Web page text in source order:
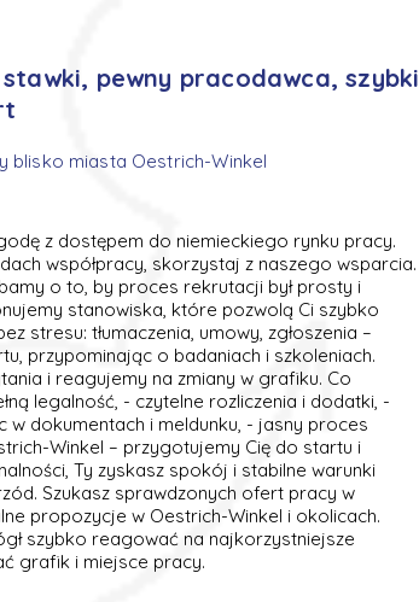
pewny pracodawca, szybki
blisko miasta Oestrich-Winkel
z dostępem do niemieckiego rynku pracy.
współpracy, skorzystaj z naszego wsparcia.
o to, by proces rekrutacji był prosty i
stanowiska, które pozwolą Ci szybko
stresu: tłumaczenia, umowy, zgłoszenia –
przypominając o badaniach i szkoleniach.
i reagujemy na zmiany w grafiku. Co
legalność, - czytelne rozliczenia i dodatki, -
dokumentach i meldunku, - jasny proces
Winkel – przygotujemy Cię do startu i
Ty zyskasz spokój i stabilne warunki
Szukasz sprawdzonych ofert pracy w
propozycje w Oestrich-Winkel i okolicach.
szybko reagować na najkorzystniejsze
grafik i miejsce pracy.